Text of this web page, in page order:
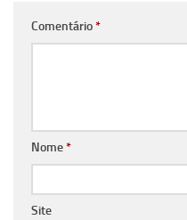
Comentário*
Nome*
Site